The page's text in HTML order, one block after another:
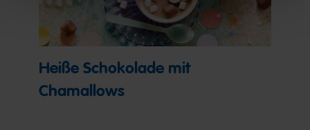
Heiße Schokolade mit
Chamallows